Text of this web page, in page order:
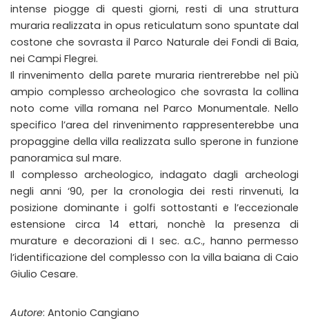
intense piogge di questi giorni, resti di una struttura
muraria realizzata in opus reticulatum sono spuntate dal
costone che sovrasta il Parco Naturale dei Fondi di Baia,
nei Campi Flegrei.
Il rinvenimento della parete muraria rientrerebbe nel più
ampio complesso archeologico che sovrasta la collina
noto come villa romana nel Parco Monumentale. Nello
specifico l’area del rinvenimento rappresenterebbe una
propaggine della villa realizzata sullo sperone in funzione
panoramica sul mare.
Il complesso archeologico, indagato dagli archeologi
negli anni ‘90, per la cronologia dei resti rinvenuti, la
posizione dominante i golfi sottostanti e l’eccezionale
estensione circa 14 ettari, nonchè la presenza di
murature e decorazioni di I sec. a.C., hanno permesso
l’identificazione del complesso con la villa baiana di Caio
Giulio Cesare.
Autore: Antonio Cangiano